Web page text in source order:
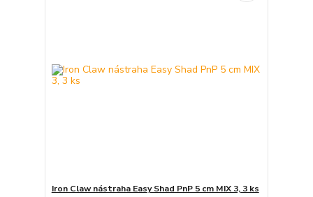
Iron Claw nástraha Easy Shad PnP 5 cm MIX 3, 3 ks